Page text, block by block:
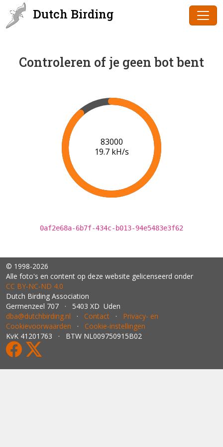
Dutch Birding
Controleren of je geen bot bent
85000
19.8 kH/s
0af2e68a-6b7f-434c-b013-94e5483e3f62
© 1998-2026
Alle foto's en content op deze website gelicenseerd onder
CC BY‑NC‑ND 4.0
Dutch Birding Association
Germenzeel 707 · 5403 XD Uden
dba@dutchbirding.nl · Contact · Privacy- en
Cookievoorwaarden · Cookie-instellingen
KvK 41201763 · BTW NL009750915B02